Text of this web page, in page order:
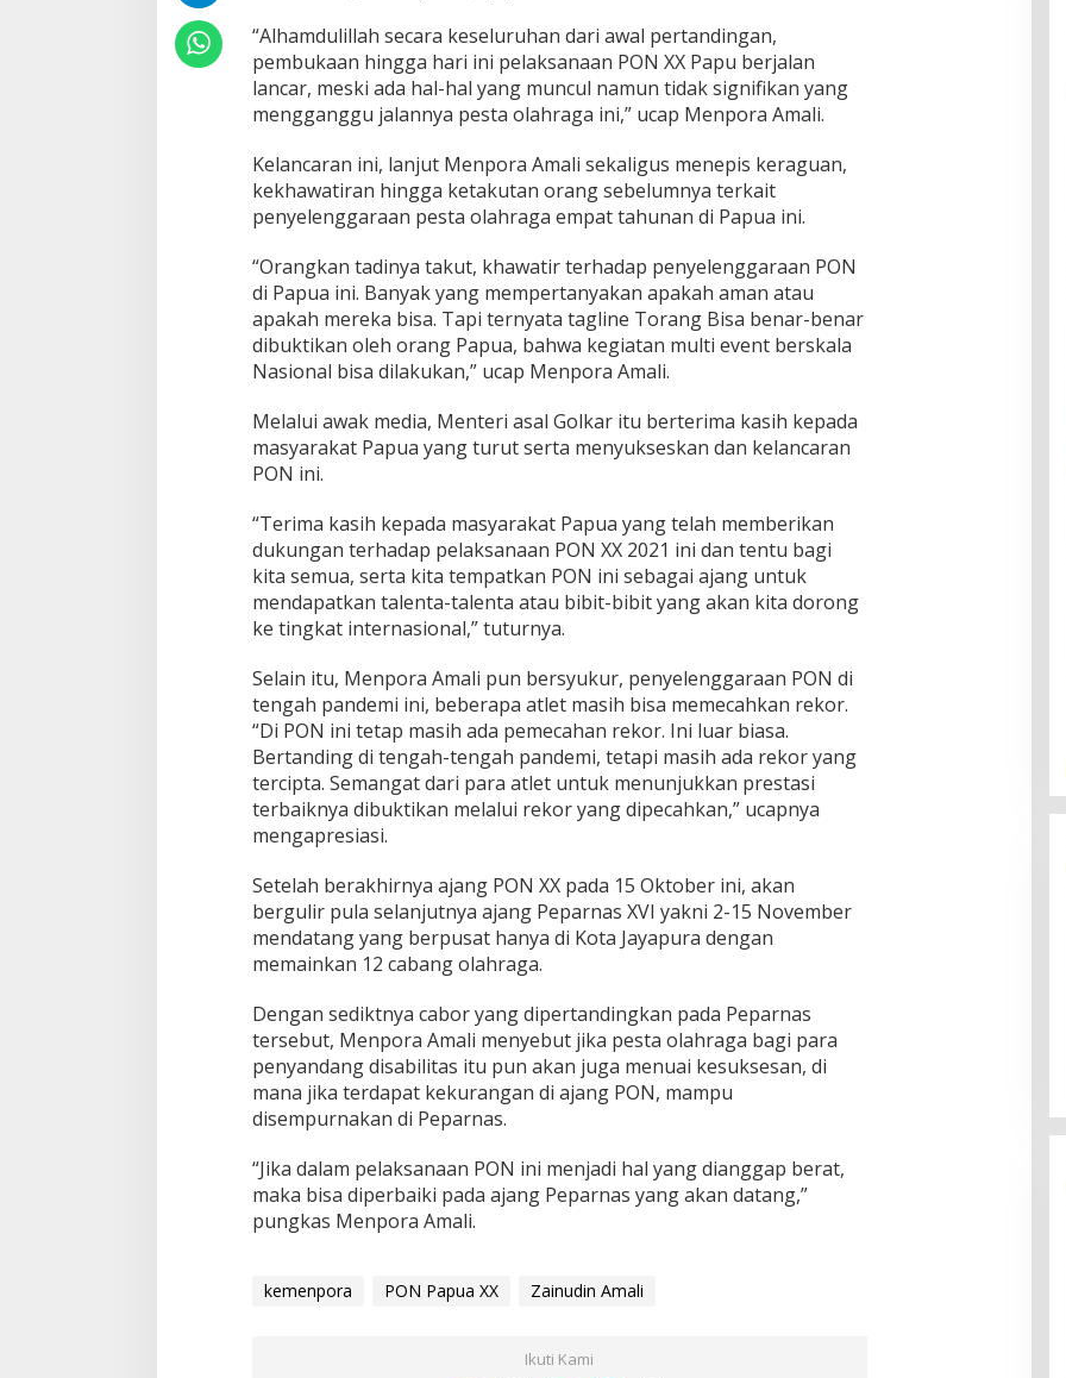
“Alhamdulillah secara keseluruhan dari awal pertandingan,
pembukaan hingga hari ini pelaksanaan PON XX Papu berjalan
lancar, meski ada hal-hal yang muncul namun tidak signifikan yang
mengganggu jalannya pesta olahraga ini,” ucap Menpora Amali.
Kelancaran ini, lanjut Menpora Amali sekaligus menepis keraguan,
kekhawatiran hingga ketakutan orang sebelumnya terkait
penyelenggaraan pesta olahraga empat tahunan di Papua ini.
“Orangkan tadinya takut, khawatir terhadap penyelenggaraan PON
di Papua ini. Banyak yang mempertanyakan apakah aman atau
apakah mereka bisa. Tapi ternyata tagline Torang Bisa benar-benar
dibuktikan oleh orang Papua, bahwa kegiatan multi event berskala
Nasional bisa dilakukan,” ucap Menpora Amali.
Melalui awak media, Menteri asal Golkar itu berterima kasih kepada
masyarakat Papua yang turut serta menyukseskan dan kelancaran
PON ini.
“Terima kasih kepada masyarakat Papua yang telah memberikan
dukungan terhadap pelaksanaan PON XX 2021 ini dan tentu bagi
kita semua, serta kita tempatkan PON ini sebagai ajang untuk
mendapatkan talenta-talenta atau bibit-bibit yang akan kita dorong
ke tingkat internasional,” tuturnya.
Selain itu, Menpora Amali pun bersyukur, penyelenggaraan PON di
tengah pandemi ini, beberapa atlet masih bisa memecahkan rekor.
“Di PON ini tetap masih ada pemecahan rekor. Ini luar biasa.
Bertanding di tengah-tengah pandemi, tetapi masih ada rekor yang
tercipta. Semangat dari para atlet untuk menunjukkan prestasi
terbaiknya dibuktikan melalui rekor yang dipecahkan,” ucapnya
mengapresiasi.
Setelah berakhirnya ajang PON XX pada 15 Oktober ini, akan
bergulir pula selanjutnya ajang Peparnas XVI yakni 2-15 November
mendatang yang berpusat hanya di Kota Jayapura dengan
memainkan 12 cabang olahraga.
Dengan sediktnya cabor yang dipertandingkan pada Peparnas
tersebut, Menpora Amali menyebut jika pesta olahraga bagi para
penyandang disabilitas itu pun akan juga menuai kesuksesan, di
mana jika terdapat kekurangan di ajang PON, mampu
disempurnakan di Peparnas.
“Jika dalam pelaksanaan PON ini menjadi hal yang dianggap berat,
maka bisa diperbaiki pada ajang Peparnas yang akan datang,”
pungkas Menpora Amali.
kemenpora PON Papua XX Zainudin Amali
Ikuti Kami
di Kejati Kepri oleh J. Devy
Sudarso
Di Berita, Politik